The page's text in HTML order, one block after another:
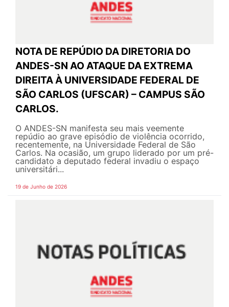
NOTA DE REPÚDIO DA DIRETORIA DO
ANDES-SN AO ATAQUE DA EXTREMA
DIREITA À UNIVERSIDADE FEDERAL DE
SÃO CARLOS (UFSCAR) – CAMPUS SÃO
CARLOS.
O ANDES-SN manifesta seu mais veemente
repúdio ao grave episódio de violência ocorrido,
recentemente, na Universidade Federal de São
Carlos. Na ocasião, um grupo liderado por um pré-
candidato a deputado federal invadiu o espaço
universitári...
19 de Junho de 2026